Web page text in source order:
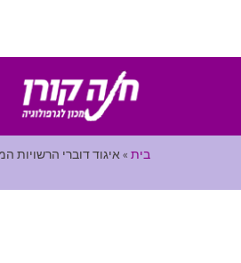
בית »איגוד דוברי הרשויות